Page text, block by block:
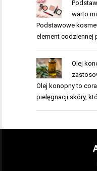
warto
Podstawowe
element codziennej
Olej
Olej konopny to
pielęgnacji skóry,